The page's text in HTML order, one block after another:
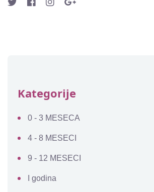
Kategorije
0 - 3 MESECA
4 - 8 MESECI
9 - 12 MESECI
I godina